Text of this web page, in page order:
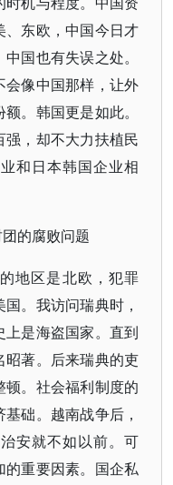
东欧，中国今日才
国也有失误之处。
会像中国那样，让外
。韩国更是如此。
，却不大力扶植民
和日本韩国企业相
的腐败问题
地区是北欧，犯罪
。我访问瑞典时，
是海盗国家。直到
著。后来瑞典的吏
。社会福利制度的
础。越南战争后，
安就不如以前。可
的重要因素。国企私